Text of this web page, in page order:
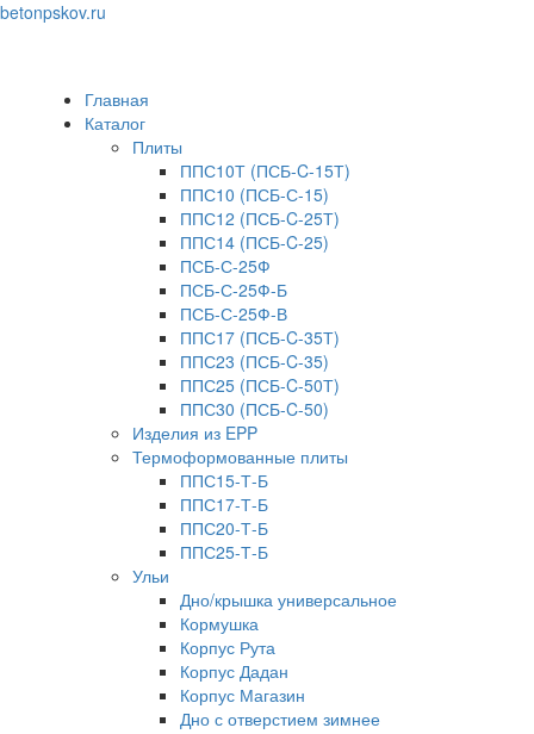
betonpskov.ru
Главная
Каталог
Плиты
ППС10Т (ПСБ-C-15Т)
ППС10 (ПСБ-С-15)
ППС12 (ПСБ-C-25Т)
ППС14 (ПСБ-C-25)
ПСБ-С-25Ф
ПСБ-С-25Ф-Б
ПСБ-С-25Ф-В
ППС17 (ПСБ-C-35Т)
ППС23 (ПСБ-C-35)
ППС25 (ПСБ-C-50Т)
ППС30 (ПСБ-C-50)
Изделия из EPP
Термоформованные плиты
ППС15-Т-Б
ППС17-Т-Б
ППС20-Т-Б
ППС25-Т-Б
Ульи
Дно/крышка универсальное
Кормушка
Корпус Рута
Корпус Дадан
Корпус Магазин
Дно с отверстием зимнее